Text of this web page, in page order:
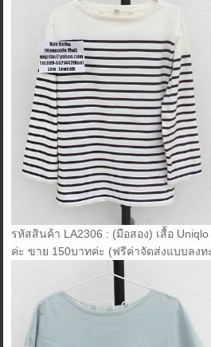
รหัสสินค้า LA2306 : (มือสอง) เสื้อ
ค่ะ ขาย 150บาทค่ะ (ฟรีค่าจัดส่งแบบลงท